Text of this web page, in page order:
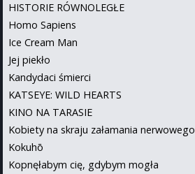
HISTORIE RÓWNOLEGŁE
Homo Sapiens
Ice Cream Man
Jej piekło
Kandydaci śmierci
KATSEYE: WILD HEARTS
KINO NA TARASIE
Kobiety na skraju załamania nerwowego
Kokuhō
Kopnęłabym cię, gdybym mogła